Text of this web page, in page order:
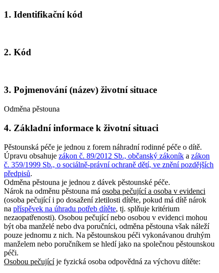
1. Identifikační kód
2. Kód
3. Pojmenování (název) životní situace
Odměna pěstouna
4. Základní informace k životní situaci
Pěstounská péče je jednou z forem náhradní rodinné péče o dítě.
Úpravu obsahuje zákon č. 89/2012 Sb., občanský zákoník a zákon
č. 359/1999 Sb., o sociálně-právní ochraně dětí, ve znění pozdějších
předpisů.
Odměna pěstouna je jednou z dávek pěstounské péče.
Nárok na odměnu pěstouna má osoba pečující a osoba v evidenci
(osoba pečující i po dosažení zletilosti dítěte, pokud má dítě nárok
na příspěvek na úhradu potřeb dítěte, tj. splňuje kritérium
nezaopatřenosti). Osobou pečující nebo osobou v evidenci mohou
být oba manželé nebo dva poručníci, odměna pěstouna však náleží
pouze jednomu z nich. Na pěstounskou péči vykonávanou druhým
manželem nebo poručníkem se hledí jako na společnou pěstounskou
péči.
Osobou pečujícíje fyzická osoba odpovědná za výchovu dítěte: